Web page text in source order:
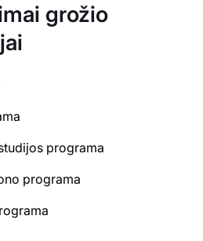
grožio
programa
programa